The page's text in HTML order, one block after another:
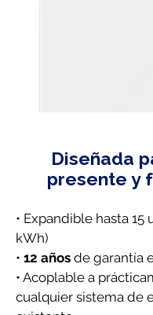
Diseñada
presente y
• Expandible hasta 15
kWh)
• 12 años de garantía
• Acoplable a
cualquier sistema de